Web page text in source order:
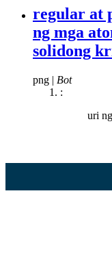
regular at
ng mga
solidong
png | Bot
:
uri